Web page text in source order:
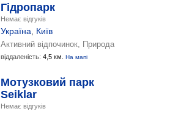
Гідропарк
Немає відгуків
Україна Київ
Активний відпочинок, Природа
віддаленість: 4,5 км. На мапі
Мотузковий парк
Seiklar
Немає відгуків